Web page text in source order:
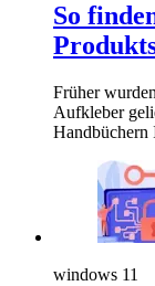
So
Früher
Aufkleber
Handbüchern
windows 11